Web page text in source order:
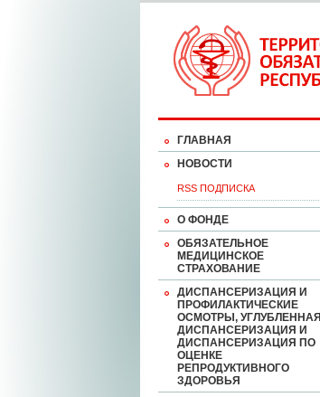
ГЛАВНАЯ
НОВОСТИ
RSS ПОДПИСКА
О ФОНДЕ
ОБЯЗАТЕЛЬНОЕ
МЕДИЦИНСКОЕ
СТРАХОВАНИЕ
ДИСПАНСЕРИЗАЦИЯ И
ПРОФИЛАКТИЧЕСКИЕ
ОСМОТРЫ, УГЛУБЛЕННАЯ
ДИСПАНСЕРИЗАЦИЯ И
ДИСПАНСЕРИЗАЦИЯ ПО
ОЦЕНКЕ
РЕПРОДУКТИВНОГО
ЗДОРОВЬЯ